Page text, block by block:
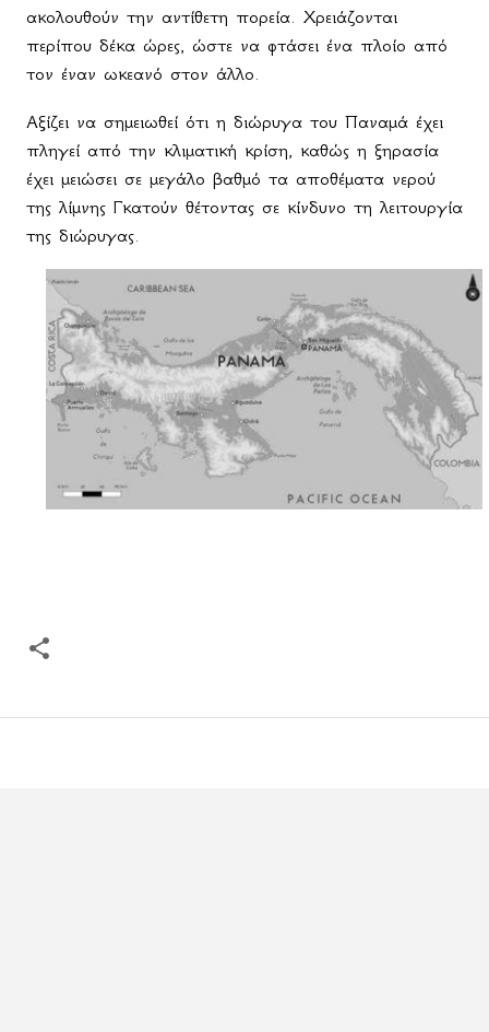
ακολουθούν την αντίθετη πορεία. Χρειάζονται
περίπου δέκα ώρες, ώστε να φτάσει ένα πλοίο από
τον έναν ωκεανό στον άλλο.
Αξίζει να σημειωθεί ότι η διώρυγα του Παναμά έχει
πληγεί από την κλιματική κρίση, καθώς η ξηρασία
έχει μειώσει σε μεγάλο βαθμό τα αποθέματα νερού
της λίμνης Γκατούν θέτοντας σε κίνδυνο τη λειτουργία
της διώρυγας.